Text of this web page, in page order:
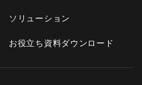
ソリューション
お役立ち資料ダウンロード